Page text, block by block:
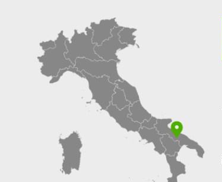
DI
CONSULENZA
NELL’ATTUAZIONE
DELLA
PROGRAMMAZIONE
LEADER
2023/2027